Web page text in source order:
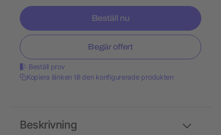
Beställ nu
Begär offert
Beställ prov
Kopiera länken till den konfigurerade produkten
Beskrivning